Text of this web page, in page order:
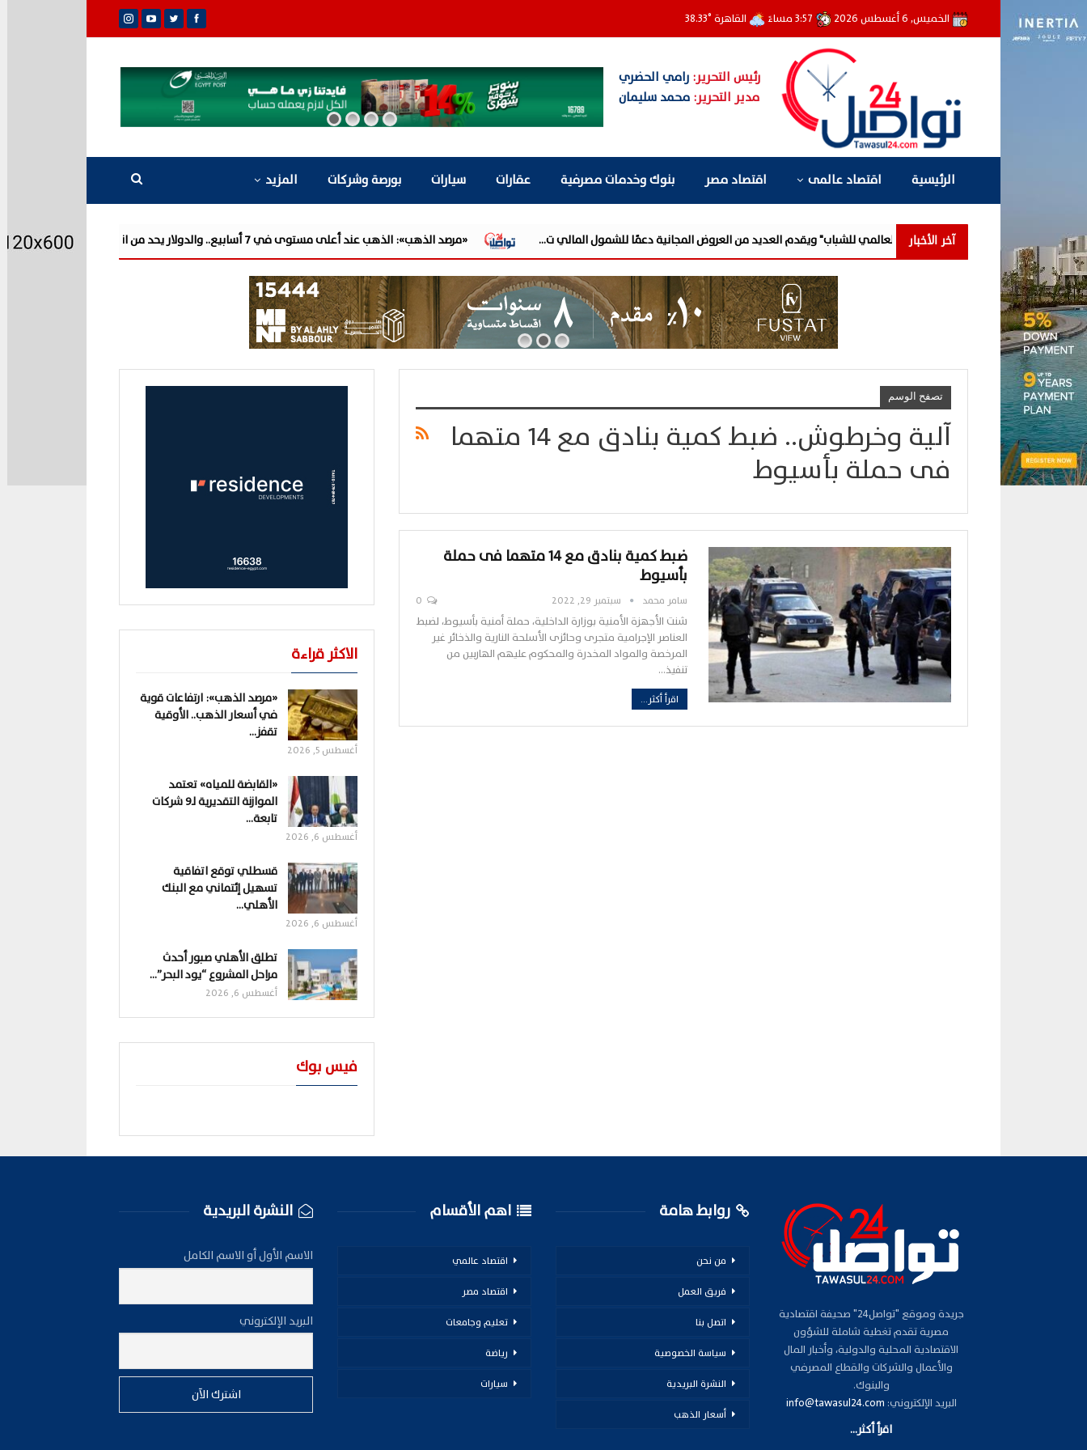
الخميس, 6 أغسطس 2026 القاهرة°
38.33
رئيس التحرير:رامي الحضري
مدير التحرير: محمد سليمان
الرئيسية اقتصاد عالمى اقتصاد مصر بنوك وخدمات مصرفية عقارات سيارات بورصة وشركات المزيد
آخر الأخبار
يشارك في فعالية "اليوم العالمي للشباب" ويقدم العديد من العروض المجانية دعمًا للشمول المالي ت... «مرصد الذهب»: الذهب عند أعلى مستوى في 7 أسابيع.. والدولار يحد من انتقال المكاسب إلى السوق المحلية
تصفح الوسم
آلية وخرطوش.. ضبط كمية بنادق مع 14 متهما
فى حملة بأسيوط
ضبط كمية بنادق مع 14 متهما فى حملة
بأسيوط
سامر محمد سبتمبر 29, 2022
شنت الأجهزة الأمنية بوزارة الداخلية، حملة أمنية بأسيوط، لضبط
العناصر الإجرامية متجرى وحائزى الأسلحة النارية والذخائر غير
المرخصة والمواد المخدرة والمحكوم عليهم الهاربين من
تنفيذ…
اقرأ أكثر...
الاكثر قراءة
«مرصد الذهب»: ارتفاعات قوية
في أسعار الذهب.. الأوقية
تقفز…
أغسطس 5, 2026
«القابضة للمياه» تعتمد
الموازنة التقديرية لـ9 شركات
تابعة…
أغسطس 6, 2026
قسطلي توقع اتفاقية
تسهيل إئتماني مع البنك
الأهلي…
أغسطس 6, 2026
تطلق الأهلي صبور أحدث
مراحل المشروع “يود البحر”…
أغسطس 6, 2026
فيس بوك
جريدة وموقع "تواصل24" صحيفة اقتصادية
مصرية تقدم تغطية شاملة للشؤون
الاقتصادية المحلية والدولية، وأخبار المال
والأعمال والشركات والقطاع المصرفي
والبنوك.
البريد الإلكتروني: info@tawasul24.com
اقرأ أكثر...
روابط هامة
من نحن
فريق العمل
اتصل بنا
سياسة الخصوصية
النشرة البريدية
أسعار الذهب
اهم الأقسام
اقتصاد عالمي
اقتصاد مصر
تعليم وجامعات
رياضة
سيارات
النشرة البريدية
الاسم الأول أو الاسم الكامل
البريد الإلكتروني